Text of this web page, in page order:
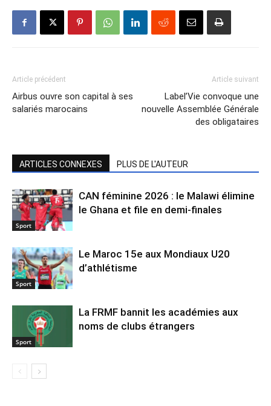
Article précédent
Airbus ouvre son capital à ses
salariés marocains
Article suivant
Label’Vie convoque une
nouvelle Assemblée Générale
des obligataires
ARTICLES CONNEXES PLUS DE L'AUTEUR
Sport
CAN féminine 2026 : le Malawi élimine
le Ghana et file en demi-finales
Sport
Le Maroc 15e aux Mondiaux U20
d’athlétisme
Sport
La FRMF bannit les académies aux
noms de clubs étrangers